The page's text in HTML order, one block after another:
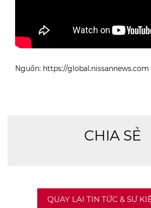
Nguồn: https://global.nissannews.com
CHIA SẺ
QUAY LẠI TIN TỨC & SỰ